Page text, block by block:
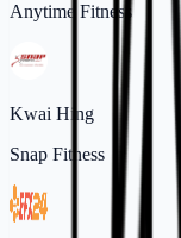
Anytime Fitness
Kwai Hing
Snap Fitness